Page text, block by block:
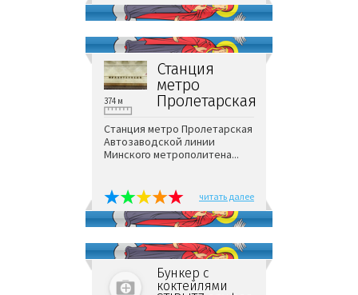
Станция
метро
Пролетарская
374 м
Станция метро Пролетарская
Автозаводской линии
Минского метрополитена...
читать далее
Бункер с
коктейлями